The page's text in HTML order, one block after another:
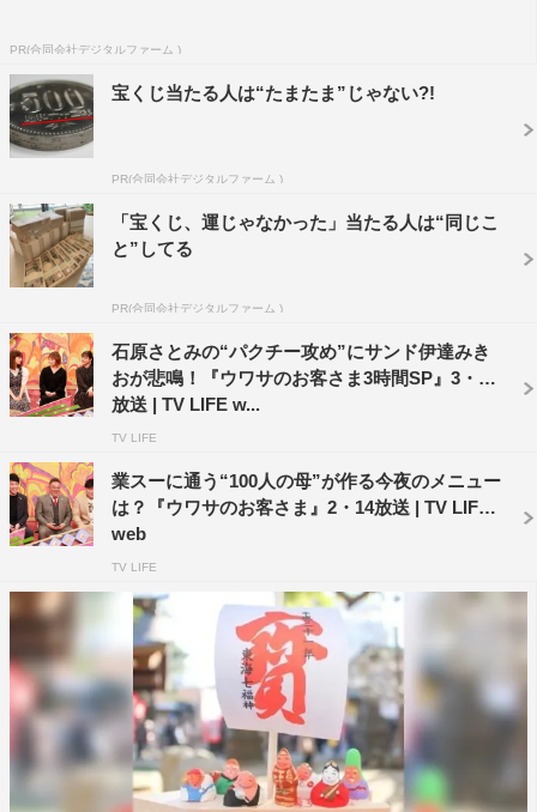
戦いの舞台となるのは雛鮨（ひなずし）六本木店で、120
分で60種類のすしが食べ放題。これまでのお店の記録は六
本木店が150貫、雛鮨では200貫。しかも記録を作ったの
はあのギャル曽根だという。
参加するのは、番組にも何度も登場しているかよ姉とバイ
キングレコード企画で記録を残している大畑花蓮、さらに
MAG!C☆PRINCEのメンバーとして活躍中の大城光。果た
して今回のメンバーは記録を塗り替えることができるの
か？
続いて、『ウワサのお客さま』・『鬼滅の刃』特別企画
に、我妻善逸役で知られる人気声優・下野紘が登場。下野
PR(合同会社デジタルファーム )
宝くじ当たる人は“たまたま”じゃない?!
PR(合同会社デジタルファーム )
「宝くじ、運じゃなかった」当たる人は“同じこ
と”してる
PR(合同会社デジタルファーム )
石原さとみの“パクチー攻め”にサンド伊達みき
おが悲鳴！『ウワサのお客さま3時間SP』3・27
放送 | TV LIFE w...
TV LIFE
業スーに通う“100人の母”が作る今夜のメニュー
は？『ウワサのお客さま』2・14放送 | TV LIFE
web
TV LIFE